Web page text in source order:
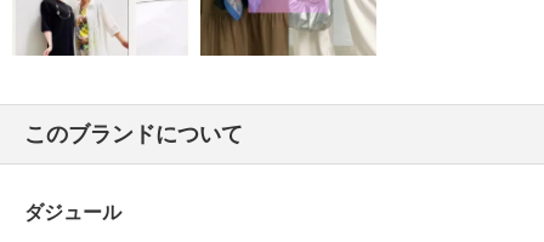
このブランドについて
ダジュール